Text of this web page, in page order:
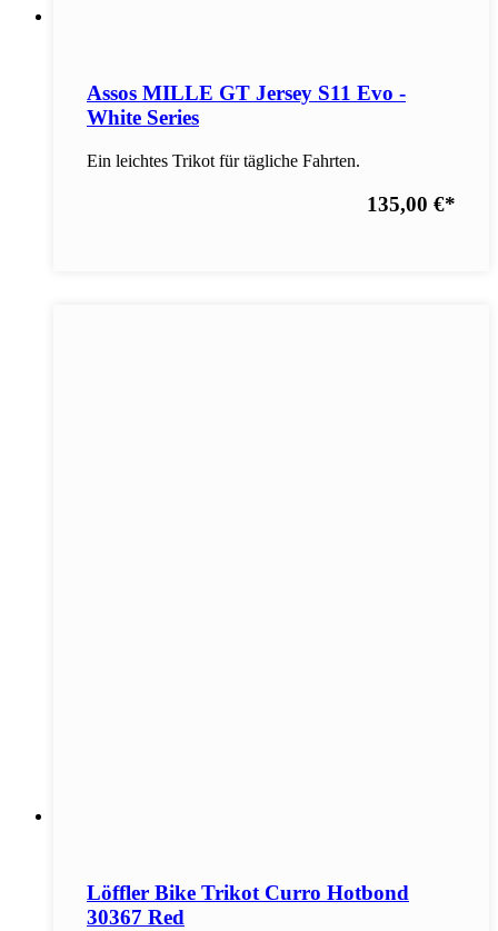
Assos MILLE GT Jersey S11 Evo -
White Series
Ein leichtes Trikot für tägliche Fahrten.
135,00 €*
Löffler Bike Trikot Curro Hotbond
30367 Red